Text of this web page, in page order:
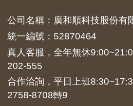
公司名稱：廣和順科技股份有
統一編號：52870464
真人客服，全年無休
202-555
合作洽詢，平日上班
2758-8708轉9